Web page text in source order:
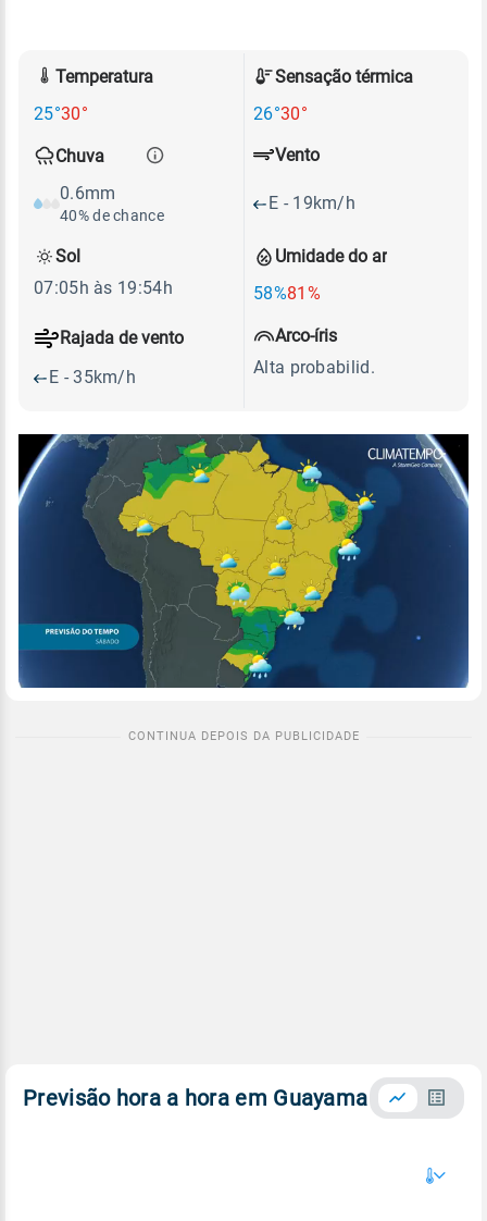
Temperatura
25°30°
Sensação térmica
26°30°
Chuva
0.6mm
40% de chance
Umidade do ar
58%81%
Vento
E - 19km/h
Rajada de vento
E - 35km/h
Sol
07:05h às 19:54h
Arco-íris
Alta probabilid.
Previsão hora a hora em Guayama